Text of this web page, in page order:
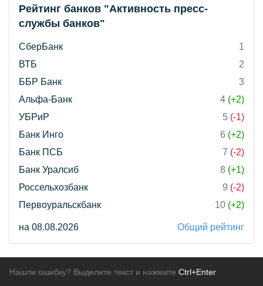
Рейтинг банков "Активность пресс-
службы банков"
СберБанк
1
ВТБ
2
ББР Банк
3
Альфа-Банк
4 (+2)
УБРиР
5 (-1)
Банк Инго
6 (+2)
Банк ПСБ
7 (-2)
Банк Уралсиб
8 (+1)
Россельхозбанк
9 (-2)
Первоуральскбанк
10 (+2)
на 08.08.2026 Общий рейтинг
Нашли ошибку? Выделите текст и нажмите Ctrl+Enter